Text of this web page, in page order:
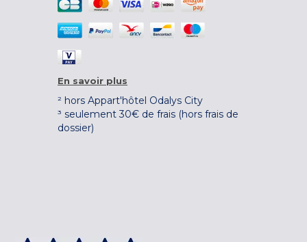
En savoir plus
² hors Appart'hôtel Odalys City
³ seulement 30€ de frais (hors frais de
dossier)